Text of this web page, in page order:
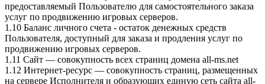
предоставляемый Пользователю для самостоятельного заказа
услуг по продвижению игровых серверов.
1.10 Баланс личного счета - остаток денежных средств
Пользователя, доступный для заказа и продления услуг по
продвижению игровых серверов.
1.11 Сайт — совокупность всех страниц домена all-ms.net
1.12 Интернет-ресурс — совокупность страниц, размещенных
на сервере Исполнителя и образующих единую сеть сайта all-